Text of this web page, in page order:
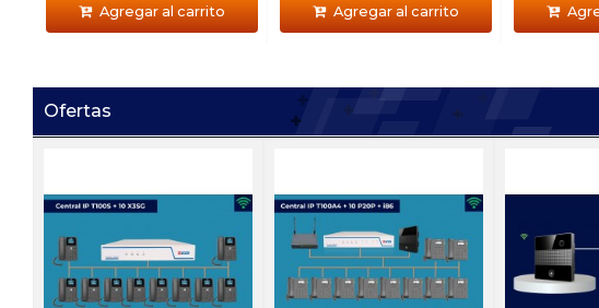
Agregar al carrito Agregar al carrito
Ofertas
Video Portero IP
antivandalico Zycoo Ei-V05
Precio: Registrarse
Portero IP antivandalico de
dos botones Zycoo Ei-D05
Precio: Registrarse
Portero
Precio: